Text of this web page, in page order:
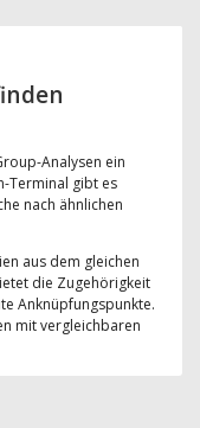
Analysen ein
Terminal gibt es
nach ähnlichen
aus dem gleichen
die Zugehörigkeit
Anknüpfungspunkte.
mit vergleichbaren